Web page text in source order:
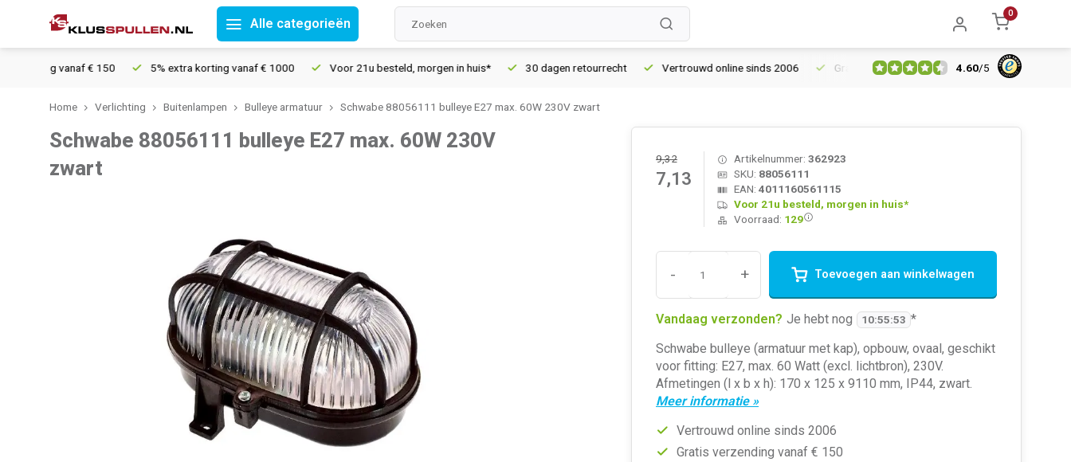
Alle categorieën
0
vanaf € 150 5% extra korting vanaf € 1000 Voor 21u besteld, morgen in huis* 30 dagen retourrecht Vertrouwd online sinds 2006 Gratis verzending vanaf € 150 5% extra korting
4.60/5
Home Verlichting Buitenlampen Bulleye armatuur Schwabe 88056111 bulleye E27 max. 60W 230V zwart
Schwabe 88056111 bulleye E27 max. 60W 230V
zwart
9,32
7,13
Artikelnummer: 362923
SKU: 88056111
EAN: 4011160561115
Voor 21u besteld, morgen in huis*
Voorraad: 129
- + Toevoegen aan winkelwagen
Vandaag verzonden? Je hebt nog 10:55:53 *
Schwabe bulleye (armatuur met kap), opbouw, ovaal, geschikt
voor fitting: E27, max. 60 Watt (excl. lichtbron), 230V.
Afmetingen (l x b x h): 170 x 125 x 9110 mm, IP44, zwart.
Meer informatie »
Vertrouwd online sinds 2006
Gratis verzending vanaf € 150